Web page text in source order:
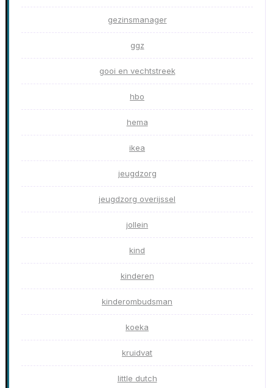
gezinsmanager
ggz
gooi en vechtstreek
hbo
hema
ikea
jeugdzorg
jeugdzorg overijssel
jollein
kind
kinderen
kinderombudsman
koeka
kruidvat
little dutch